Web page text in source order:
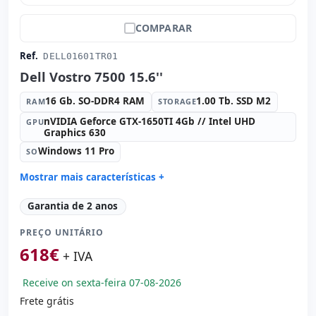
COMPARAR
Ref. DELL01601TR01
Dell Vostro 7500 15.6''
RAM16 Gb. SO-DDR4 RAM STORAGE1.00 Tb. SSD M2
GPUnVIDIA Geforce GTX-1650TI 4Gb // Intel UHD
Graphics 630
SOWindows 11 Pro
Mostrar mais características +
Connectivity: WIFI · Bluetooth
Processador: Intel Core i7 10750H 2.6 GHz.
Som: Realtek HD Audio
Portos: USB-C · 2x USB 3.1
Portas de vídeo: HDMI
Multimídia:
Garantia de 2 anos
PREÇO UNITÁRIO
618€ + IVA
Receive on sexta-feira 07-08-2026
Frete grátis